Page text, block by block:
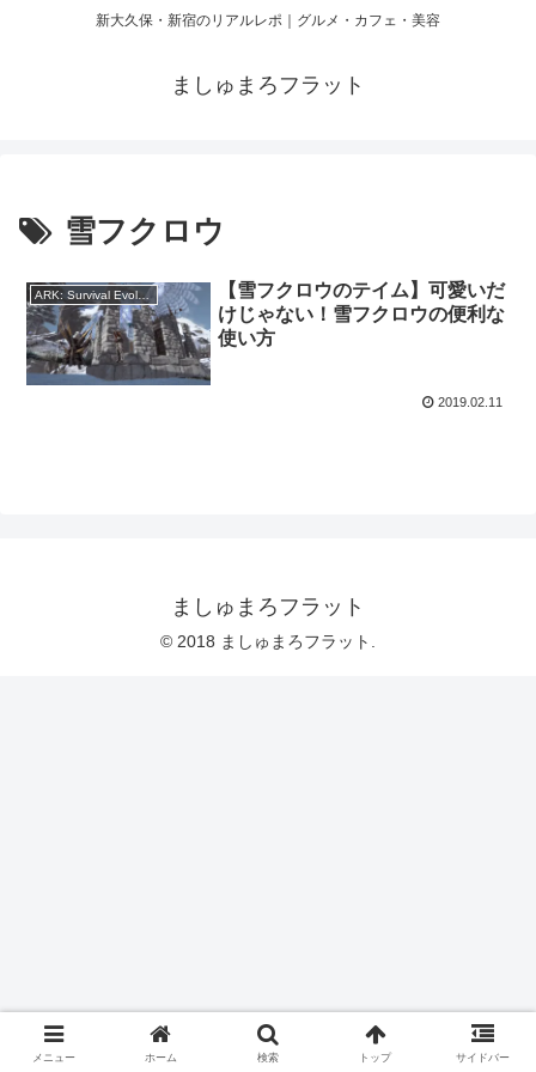
新大久保・新宿のリアルレポ｜グルメ・カフェ・美容
ましゅまろフラット
雪フクロウ
ARK: Survival Evolved
【雪フクロウのテイム】可愛いだ
けじゃない！雪フクロウの便利な
使い方
2019.02.11
ましゅまろフラット
© 2018 ましゅまろフラット.
メニュー ホーム 検索 トップ サイドバー